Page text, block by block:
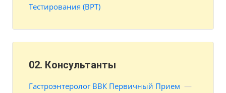
Тестирования (ВРТ)
02. Консультанты
Гастроэнтеролог ВВК Первичный Прием —